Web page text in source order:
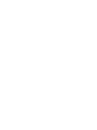
die Möglichkeit